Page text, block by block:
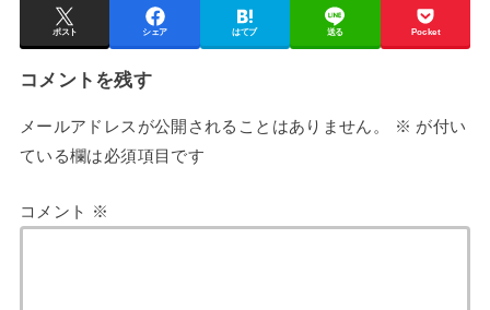
ポスト シェア はてブ 送る Pocket
コメントを残す
メールアドレスが公開されることはありません。 ※ が付い
ている欄は必須項目です
コメント ※